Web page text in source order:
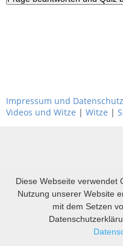
Impressum und Datenschutz
Videos und Witze | Witze |
Diese Webseite verwendet
Nutzung unserer Website
mit dem Setzen